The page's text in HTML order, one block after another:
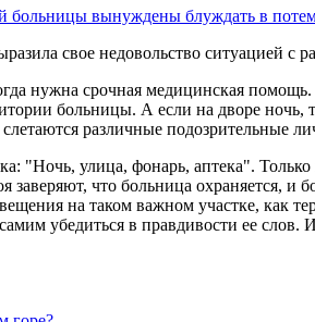
свое недовольство ситуацией с
нужна срочная медицинская
больницы. А если на дворе
различные
"Ночь, улица, фонарь, аптека".
что больница охраняется,
на таком важном участке, как
убедиться в правдивости ее